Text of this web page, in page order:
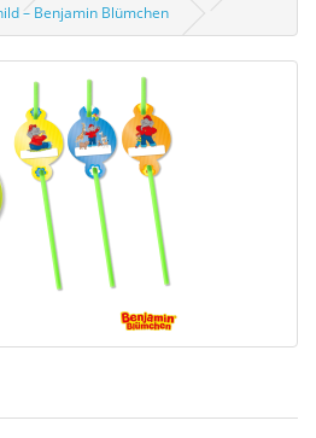
– Benjamin Blümchen